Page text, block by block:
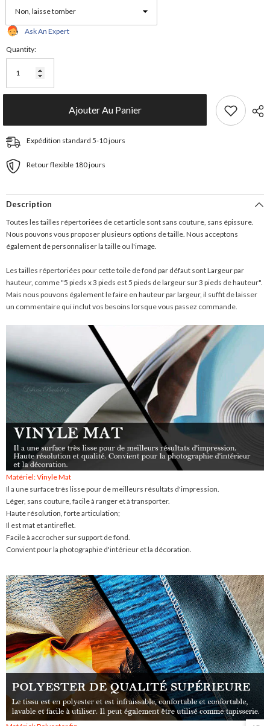
Ask An Expert
Quantity:
Ajouter Au Panier
Expédition standard 5-10 jours
Retour flexible 180 jours
Description
Toutes les tailles répertoriées de cet article sont sans couture, sans épissure.
Nous pouvons vous proposer plusieurs options de taille. Nous acceptons
également de personnaliser la taille ou l'image.
Les tailles répertoriées pour cette toile de fond par défaut sont Largeur par
hauteur, comme "5 pieds x 3 pieds est 5 pieds de largeur sur 3 pieds de hauteur".
Mais nous pouvons également le faire en hauteur par largeur, il suffit de laisser
un commentaire qui inclut vos besoins lorsque vous passez commande.
Matériel: Vinyle Mat
Il a une surface très lisse pour de meilleurs résultats d'impression.
Léger, sans couture, facile à ranger et à transporter.
Haute résolution, forte articulation;
Il est mat et antireflet.
Facile à accrocher sur support de fond.
Convient pour la photographie d'intérieur et la décoration.